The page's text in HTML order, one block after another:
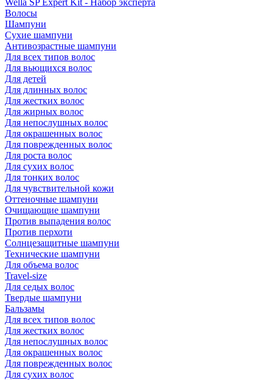
Wella SP Expert Kit - Набор эксперта
Волосы
Шампуни
Сухие шампуни
Антивозрастные шампуни
Для всех типов волос
Для вьющихся волос
Для детей
Для длинных волос
Для жестких волос
Для жирных волос
Для непослушных волос
Для окрашенных волос
Для поврежденных волос
Для роста волос
Для сухих волос
Для тонких волос
Для чувствительной кожи
Оттеночные шампуни
Очищающие шампуни
Против выпадения волос
Против перхоти
Солнцезащитные шампуни
Технические шампуни
Для объема волос
Travel-size
Для седых волос
Твердые шампуни
Бальзамы
Для всех типов волос
Для жестких волос
Для непослушных волос
Для окрашенных волос
Для поврежденных волос
Для сухих волос